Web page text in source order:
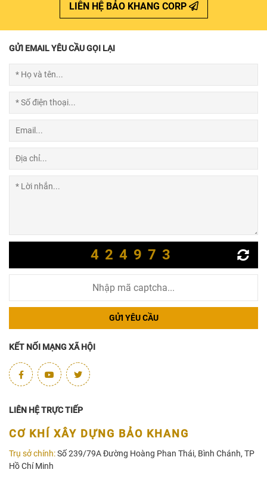
LIÊN HỆ BẢO KHANG CORP
GỬI EMAIL YÊU CẦU GỌI LẠI
424973
GỬI YÊU CẦU
KẾT NỐI MẠNG XÃ HỘI
LIÊN HỆ TRỰC TIẾP
CƠ KHÍ XÂY DỰNG BẢO KHANG
Trụ sở chính:Số 239/79A Đường Hoàng Phan Thái, Bình Chánh, TP
Hồ Chí Minh